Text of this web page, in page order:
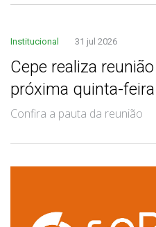
Institucional 31 jul 2026
Cepe realiza
próxima quinta-feira
Confira a pauta da reunião